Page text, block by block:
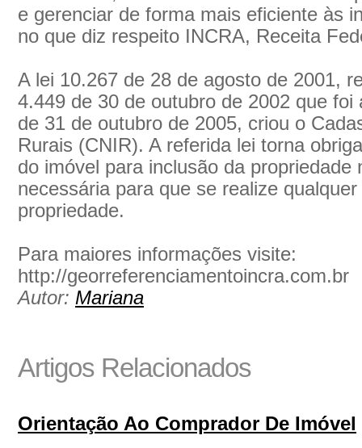
e gerenciar de forma mais eficiente às
no que diz respeito INCRA, Receita
A lei 10.267 de 28 de agosto de 2001,
4.449 de 30 de outubro de 2002 que
de 31 de outubro de 2005, criou o
Rurais (CNIR). A referida lei torna
do imóvel para inclusão da propriedade
necessária para que se realize
propriedade.
Para maiores informações visite:
http://georreferenciamentoincra.com.br
Autor: Mariana
Artigos Relacionados
Orientação Ao Comprador De Imóvel